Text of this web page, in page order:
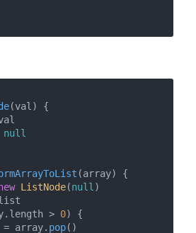
(val ) {
null
(array) {
ListNode(null )
list
length > 0) {
array. pop()